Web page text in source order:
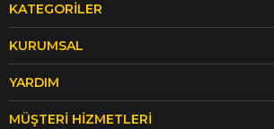
KATEGORILER
KURUMSAL
YARDIM
MÜŞTERI HIZMETLERI